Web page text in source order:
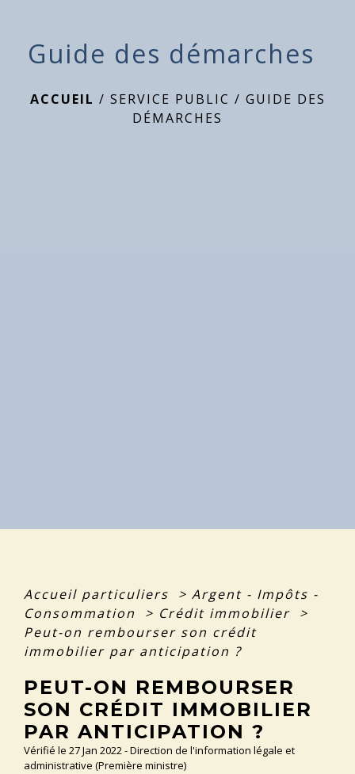
Guide des démarches
ACCUEIL / SERVICE PUBLIC / GUIDE DES
DÉMARCHES
Accueil particuliers > Argent - Impôts -
Consommation
> Crédit immobilier >
Peut-on rembourser son crédit
immobilier par anticipation ?
PEUT-ON REMBOURSER
SON CRÉDIT IMMOBILIER
PAR ANTICIPATION ?
Vérifié le 27 Jan 2022 - Direction de l'information légale et
administrative (Première ministre)